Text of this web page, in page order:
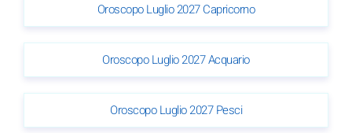
Oroscopo Luglio 2027 Capricorno
Oroscopo Luglio 2027 Acquario
Oroscopo Luglio 2027 Pesci